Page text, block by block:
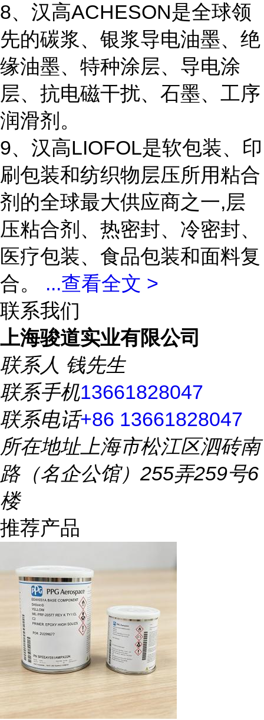
8、汉高ACHESON是全球领
先的碳浆、银浆导电油墨、绝
缘油墨、特种涂层、导电涂
层、抗电磁干扰、石墨、工序
润滑剂。
9、汉高LIOFOL是软包装、印
刷包装和纺织物层压所用粘合
剂的全球最大供应商之一,层
压粘合剂、热密封、冷密封、
医疗包装、食品包装和面料复
合。 ...查看全文 >
联系我们
上海骏道实业有限公司
联系人 钱先生
联系手机13661828047
联系电话+86 13661828047
所在地址上海市松江区泗砖南
路（名企公馆）255弄259号6
楼
推荐产品